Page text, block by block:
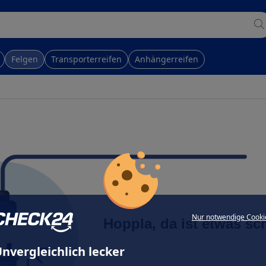
Nur notwendige
lecker
Felgen Transporterreifen Anhängerreifen
Hoppla, da ist etwas